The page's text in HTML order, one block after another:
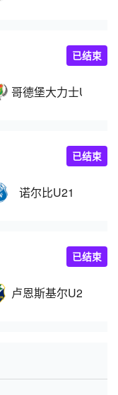
哥德堡大力士U21
已结束
诺尔比U21
已结束
卢恩斯基尔U21
已结束